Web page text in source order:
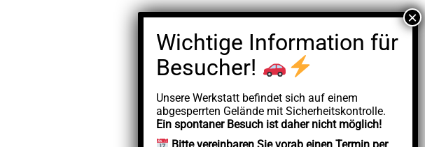
Unsere Werkstatt befindet sich auf einem
abgesperrten Gelände mit Sicherheitskontrolle.
Ein spontaner Besuch ist daher nicht möglich!